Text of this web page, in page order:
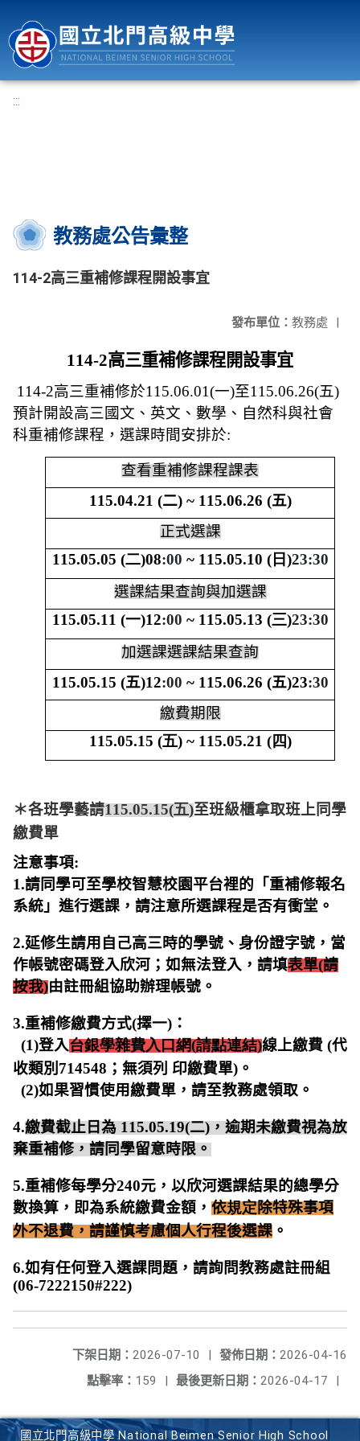
:::
教務處公告彙整
114-2高三重補修課程開設事宜
發布單位： 教務處 |
114-2高三重補修課程開設事宜
114-2高三重補修於115.06.01(一)至115.06.26(五)
預計開設高三國文、英文、數學、自然科與社會
科重補修課程，選課時間安排於:
查看重補修課程課表
115.04.21 (二) ~ 115.06.26 (五)
正式選課
115.05.05 (二)08:00 ~ 115.05.10 (日)23:30
選課結果查詢與加選課
115.05.11 (一)12:00 ~ 115.05.13 (三)23:30
加選課選課結果查詢
115.05.15 (五)12:00 ~ 115.06.26 (五)23:30
繳費期限
115.05.15 (五) ~ 115.05.21 (四)
＊各班學藝請115.05.15(五)至班級櫃拿取班上同學
繳費單
注意事項:
1.請同學可至學校智慧校園平台裡的「重補修報名
系統」進行選課，請注意所選課程是否有衝堂。
2.延修生請用自己高三時的學號、身份證字號，當
作帳號密碼登入欣河；如無法登入，請填表單(請
按我)由註冊組協助辦理帳號。
3.重補修繳費方式(擇一) ：
(1)登入台銀學雜費入口網(請點連結)線上繳費 (代
收類別 714548 ；無須列 印繳費單) 。
(2)如果習慣使用繳費單，請至教務處領取。
4.繳費截止日為 115.05.19(二) ，逾期未繳費視為放
棄重補修，請同學留意時限。
5.重補修每學分240元，以欣河選課結果的總學分
數換算，即為系統繳費金額， 依規定除特殊事項
外不退費，請謹慎考慮個人行程後選課 。
6.如有任何登入選課問題，請詢問教務處註冊組
(06-7222150#222)
發佈日期： 2026-04-16
下架日期： 2026-07-10
|
最後更新日期： 2026-04-17 |
點擊率： 159 |
國立北門高級中學 National Beimen Senior High School